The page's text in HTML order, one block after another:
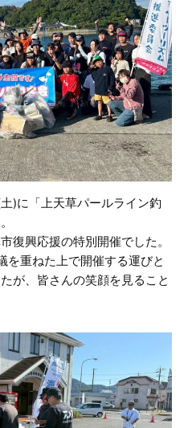
)に「上天草パールライン釣
復興応援の特別開催でした。
を重ねた上で開催する運びと
が、皆さんの笑顔を見ること